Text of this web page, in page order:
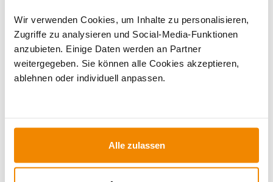
Wir verwenden Cookies, um Inhalte zu personalisieren,
Zugriffe zu analysieren und Social-Media-Funktionen
anzubieten. Einige Daten werden an Partner
weitergegeben. Sie können alle Cookies akzeptieren,
ablehnen oder individuell anpassen.
Alle zulassen
Ihr Berater zum Thema Öfen und